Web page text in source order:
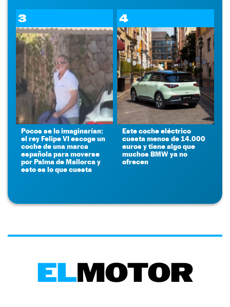
3
Pocos se lo imaginarían:
el rey Felipe VI escoge un
coche de una marca
española para moverse
por Palma de Mallorca y
esto es lo que cuesta
4
Este coche eléctrico
cuesta menos de 14.000
euros y tiene algo que
muchos BMW ya no
ofrecen